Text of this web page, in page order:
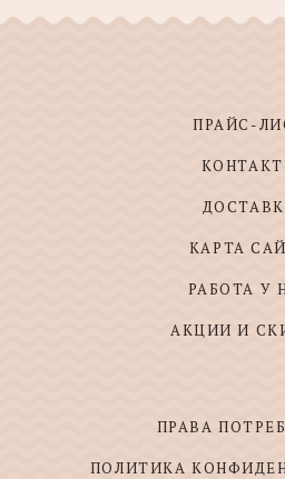
ПРАЙС-
КАРТА
РАБОТА У
АКЦИИ И
ПРАВА
ПОЛИТИКА